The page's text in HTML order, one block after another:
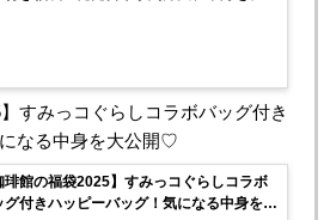
すみっコぐらしコラボバッグ付き
なる中身を大公開♡
琲館の福袋2025】すみっコぐらしコラボ
グ付きハッピーバッグ！気になる中身を大